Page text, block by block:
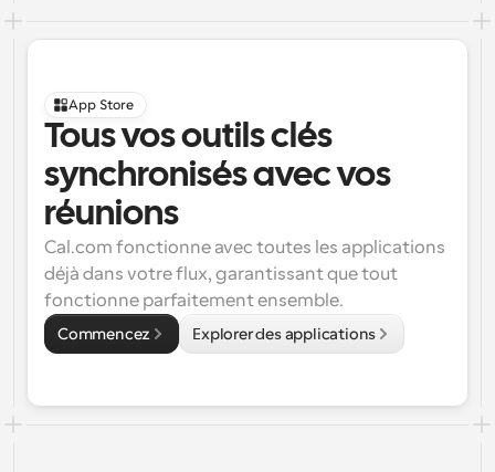
App Store
Tous vos outils clés
synchronisés avec vos
réunions
Cal.com fonctionne avec toutes les applications
déjà dans votre flux, garantissant que tout
fonctionne parfaitement ensemble.
Commencez Explorer des applications